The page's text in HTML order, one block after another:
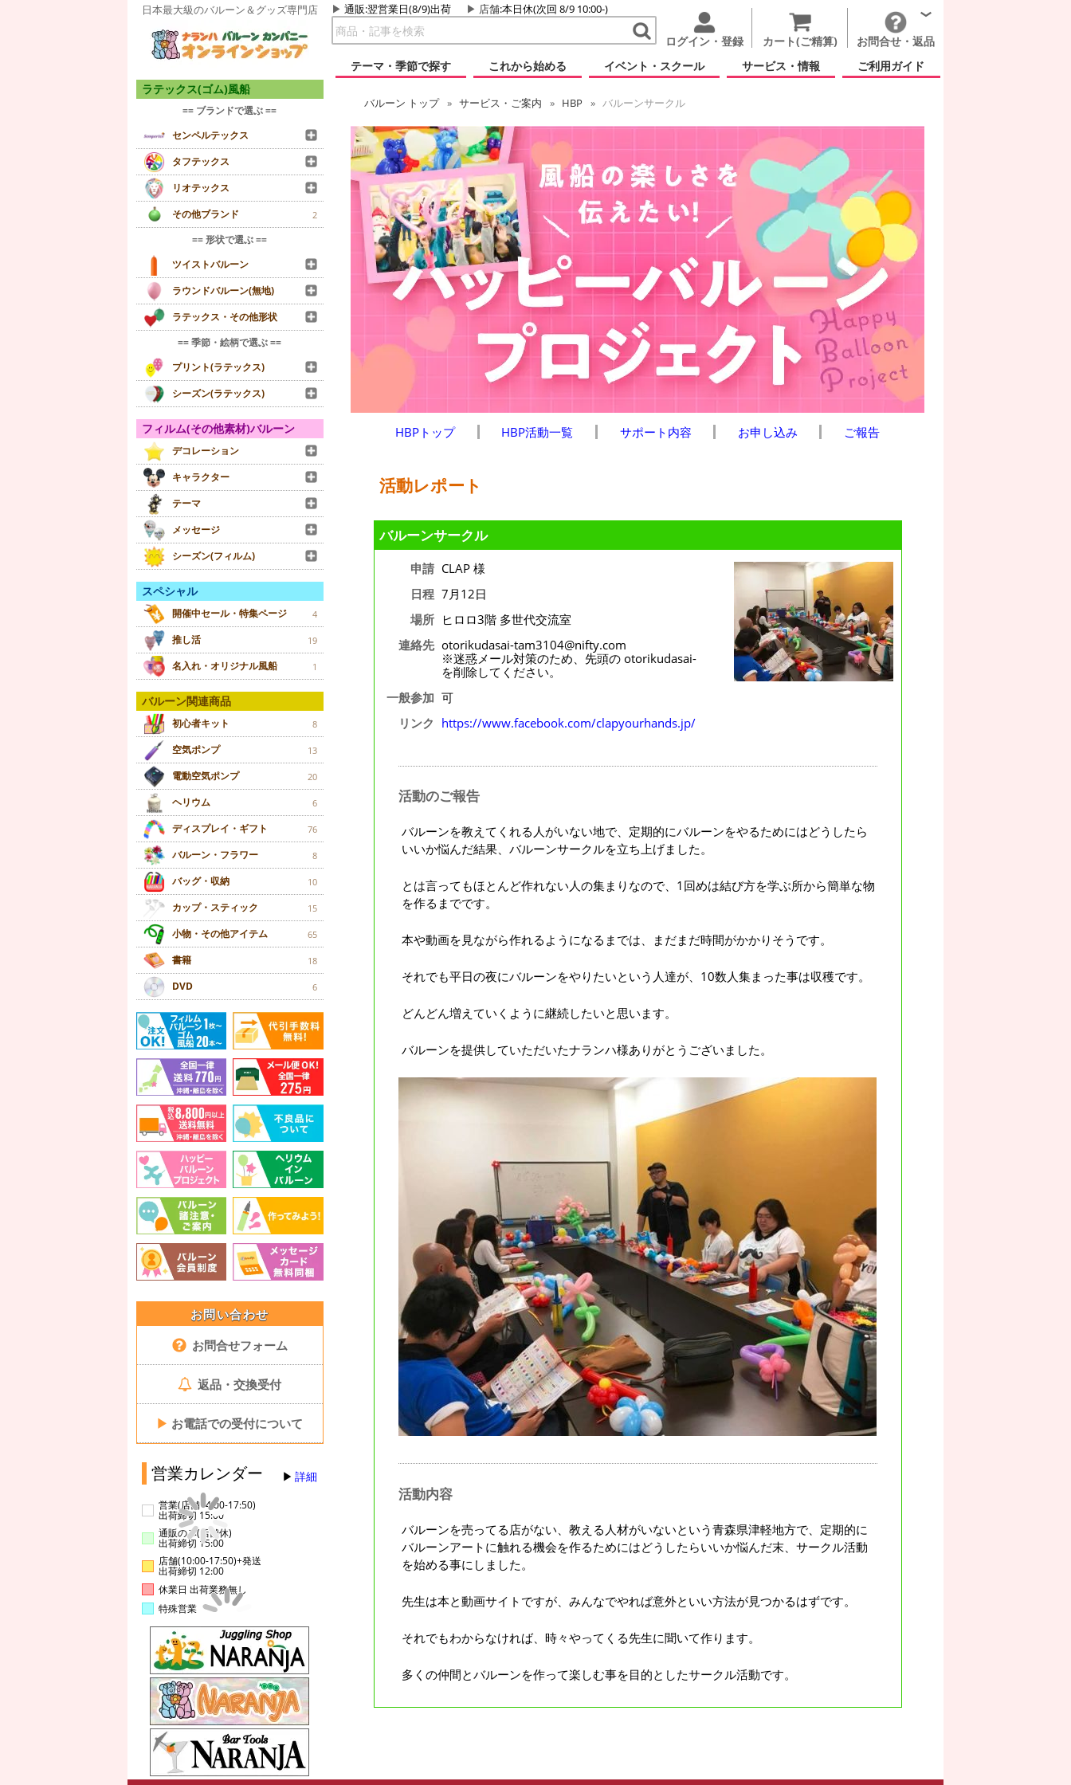
日本最大級のバルーン＆グッズ専門店 通販:翌営業日(8/9)出荷 店舗:本日休(次回 8/9 10:00-)
ログイン・登録 カート(ご精算)
お問合せ・返品
テーマ・季節で探す
これから始める イベント・スクール サービス・情報 ご利用ガイド
ラテックス(ゴム)風船
== ブランドで選ぶ ==
センペルテックス
タフテックス
リオテックス
その他ブランド
2
== 形状で選ぶ ==
ツイストバルーン
ラウンドバルーン(無地)
ラテックス・その他形状
== 季節・絵柄で選ぶ ==
プリント(ラテックス)
シーズン(ラテックス)
フィルム(その他素材)バルーン
デコレーション
キャラクター
テーマ
メッセージ
シーズン(フィルム)
スペシャル
開催中セール・特集ページ 4
推し活 19
名入れ・オリジナル風船 1
バルーン関連商品
初心者キット 8
空気ポンプ 13
電動空気ポンプ 20
ヘリウム 6
ディスプレイ・ギフト 76
バルーン・フラワー 8
バッグ・収納 10
カップ・スティック 15
小物・その他アイテム 65
書籍 18
DVD 6
お問い合わせ
お問合せフォーム
返品・交換受付
▶ お電話での受付について
営業カレンダー 詳細
営業(店舗14:00-17:50)
出荷締切 15:00
通販のみ(店舗休)
出荷締切 15:00
店舗(10:00-17:50)+発送
出荷締切 12:00
休業日 出荷業務無し
特殊営業
バルーン トップ サービス・ご案内 HBP バルーンサークル
HBPトップ HBP活動一覧 サポート内容 お申し込み ご報告
活動レポート
バルーンサークル
申請 CLAP 様
日程 7月12日
場所
ヒロロ3階 多世代交流室
連絡先 otorikudasai-tam3104@nifty.com
※迷惑メール対策のため、先頭の otorikudasai-
を削除してください。
一般参加 可
リンク https://www.facebook.com/clapyourhands.jp/
活動のご報告
バルーンを教えてくれる人がいない地で、定期的にバルーンをやるためにはどうしたら
いいか悩んだ結果、バルーンサークルを立ち上げました。
とは言ってもほとんど作れない人の集まりなので、1回めは結び方を学ぶ所から簡単な物
を作るまでです。
本や動画を見ながら作れるようになるまでは、まだまだ時間がかかりそうです。
それでも平日の夜にバルーンをやりたいという人達が、10数人集まった事は収穫です。
どんどん増えていくように継続したいと思います。
バルーンを提供していただいたナランハ様ありがとうございました。
活動内容
バルーンを売ってる店がない、教える人材がいないという青森県津軽地方で、定期的に
バルーンアートに触れる機会を作るためにはどうしたらいいか悩んだ末、サークル活動
を始める事にしました。
先生は本と動画サイトですが、みんなでやれば意外といい方法が見つかるはずです。
それでもわからなければ、時々やってくる先生に聞いて作ります。
多くの仲間とバルーンを作って楽しむ事を目的としたサークル活動です。